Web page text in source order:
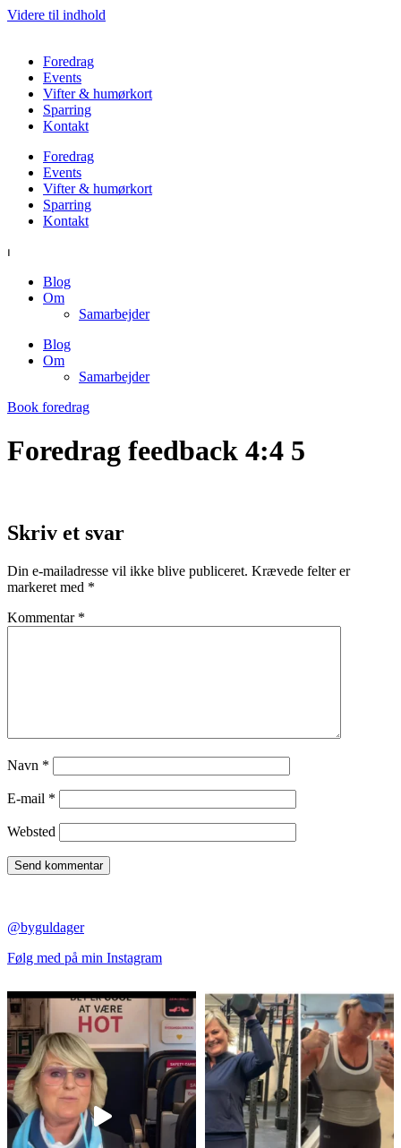
Videre til indhold
Foredrag
Events
Vifter & humørkort
Sparring
Kontakt
Foredrag
Events
Vifter & humørkort
Sparring
Kontakt
⏐
Blog
Om
Samarbejder
Blog
Om
Samarbejder
Book foredrag
Foredrag feedback 4:4 5
Skriv et svar
Din e-mailadresse vil ikke blive publiceret. Krævede felter er
markeret med *
Kommentar *
Navn *
E-mail *
Websted
@byguldager
Følg med på min Instagram